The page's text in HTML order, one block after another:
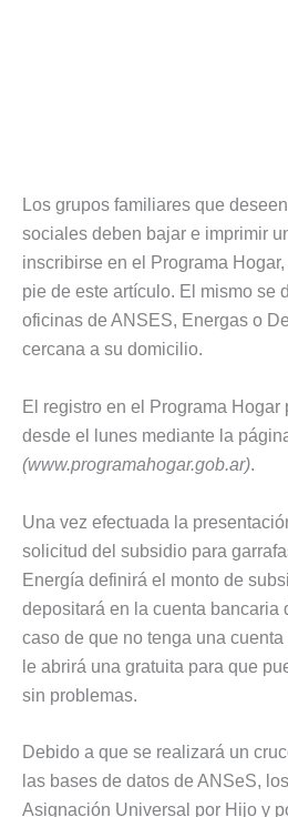
Los grupos familiares que
sociales deben bajar e imprimir
inscribirse en el Programa
pie de este artículo. El mismo se
oficinas de ANSES, Energas o
cercana a su domicilio.
El registro en el Programa Hogar
desde el lunes mediante la
(www.programahogar.gob.ar).
Una vez efectuada la
solicitud del subsidio para
Energía definirá el monto de
depositará en la cuenta bancaria
caso de que no tenga una
le abrirá una gratuita para que
sin problemas.
Debido a que se realizará un
las bases de datos de ANSeS,
Asignación Universal por Hijo y